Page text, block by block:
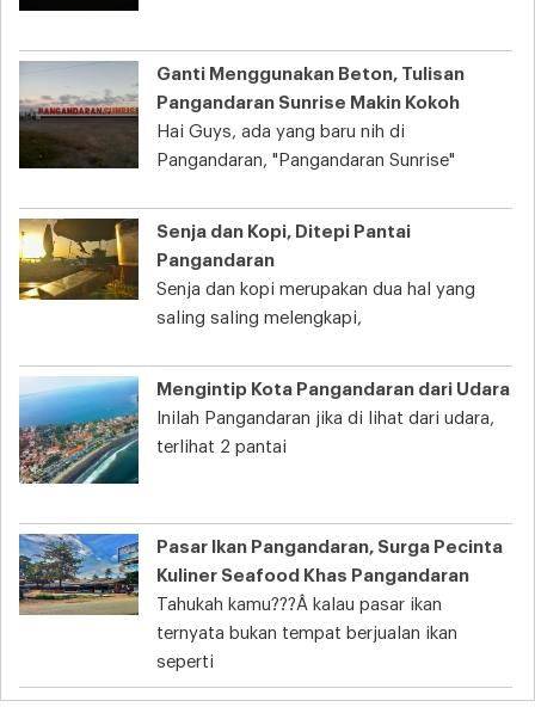
Ganti Menggunakan Beton, Tulisan
Pangandaran Sunrise Makin Kokoh
Hai Guys, ada yang baru nih di
Pangandaran, "Pangandaran Sunrise"
Senja dan Kopi, Ditepi Pantai
Pangandaran
Senja dan kopi merupakan dua hal yang
saling saling melengkapi,
Mengintip Kota Pangandaran dari Udara
Inilah Pangandaran jika di lihat dari udara,
terlihat 2 pantai
Pasar Ikan Pangandaran, Surga Pecinta
Kuliner Seafood Khas Pangandaran
Tahukah kamu???Â kalau pasar ikan
ternyata bukan tempat berjualan ikan
seperti